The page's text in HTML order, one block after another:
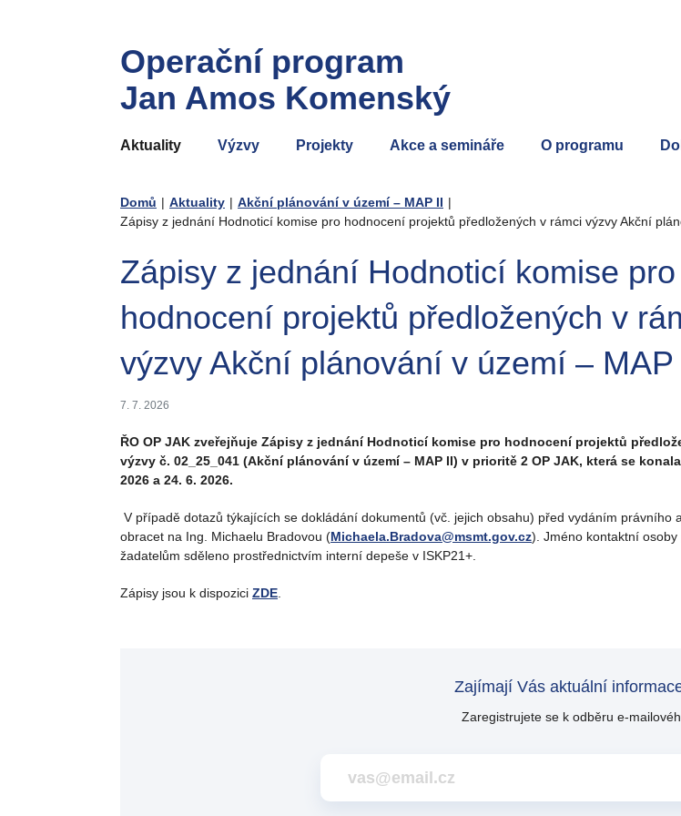
Operační program
Jan Amos Komenský
Aktuality Výzvy Projekty Akce a semináře O programu
Domů | Aktuality | Akční plánování v území – MAP II |
Zápisy z jednání Hodnoticí komise pro hodnocení projektů předložených v rámci výzvy Akční
Zápisy z jednání Hodnoticí komise pro
hodnocení projektů předložených v
výzvy Akční plánování v území – MAP
7. 7. 2026
ŘO OP JAK zveřejňuje Zápisy z jednání Hodnoticí komise pro hodnocení projektů
výzvy č. 02_25_041 (Akční plánování v území – MAP II) v prioritě 2 OP JAK, která se
2026 a 24. 6. 2026.
V případě dotazů týkajících se dokládání dokumentů (vč. jejich obsahu) před vydáním
obracet na Ing. Michaelu Bradovou (Michaela.Bradova@msmt.gov.cz). Jméno kontaktní
žadatelům sděleno prostřednictvím interní depeše v ISKP21+.
Zápisy jsou k dispozici ZDE
Zajímají Vás aktuální
Zaregistrujete se k odběru e-